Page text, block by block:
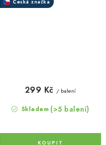
kapsle
Česká značka
Skladem (>5 balení)
299 Kč / balení